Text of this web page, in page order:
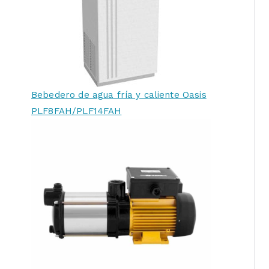
Bebedero de agua fría y caliente Oasis
PLF8FAH/PLF14FAH